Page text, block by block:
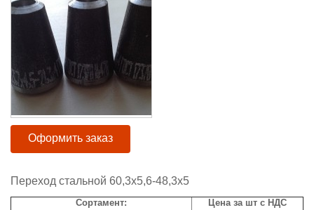
Оформить заказ
Переход стальной 60,3x5,6-48,3x5
Сортамент:
Цена за шт с НДС